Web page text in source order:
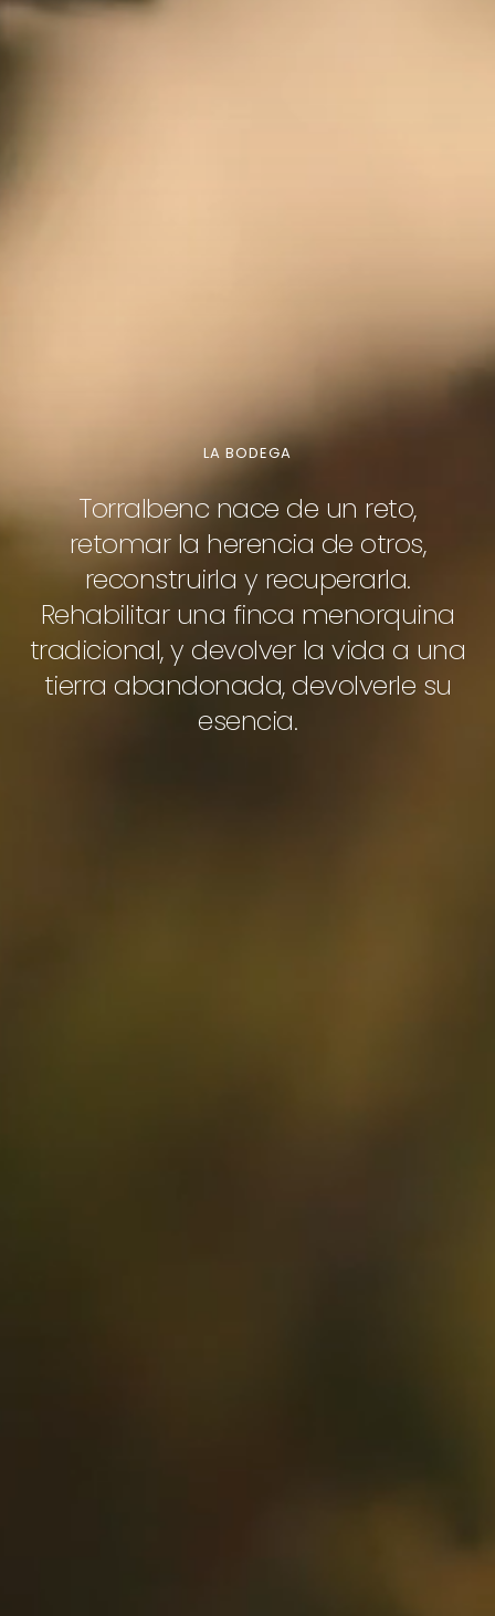
LA BODEGA
Torralbenc nace de un reto,
retomar la herencia de otros,
reconstruirla y recuperarla.
Rehabilitar una finca menorquina
tradicional, y devolver la vida a una
tierra abandonada, devolverle su
esencia.